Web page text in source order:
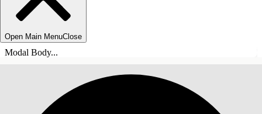
Open Main MenuClose
Modal Body...